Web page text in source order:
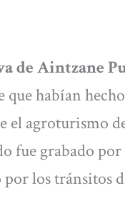
de Aintzane
habían
el agroturismo
fue grabado por
los tránsitos